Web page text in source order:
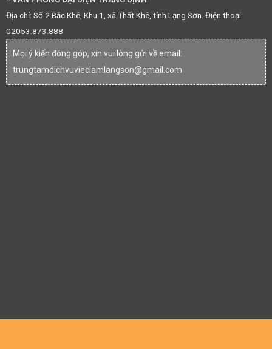
Địa chỉ: Số 2 Bắc Khê, Khu 1, xã Thất Khê, tỉnh Lạng Sơn. Điện thoại:
02053.873.888
Mọi ý kiến đóng góp, xin vui lòng gửi về email:
trungtamdichvuvieclamlangson@gmail.com